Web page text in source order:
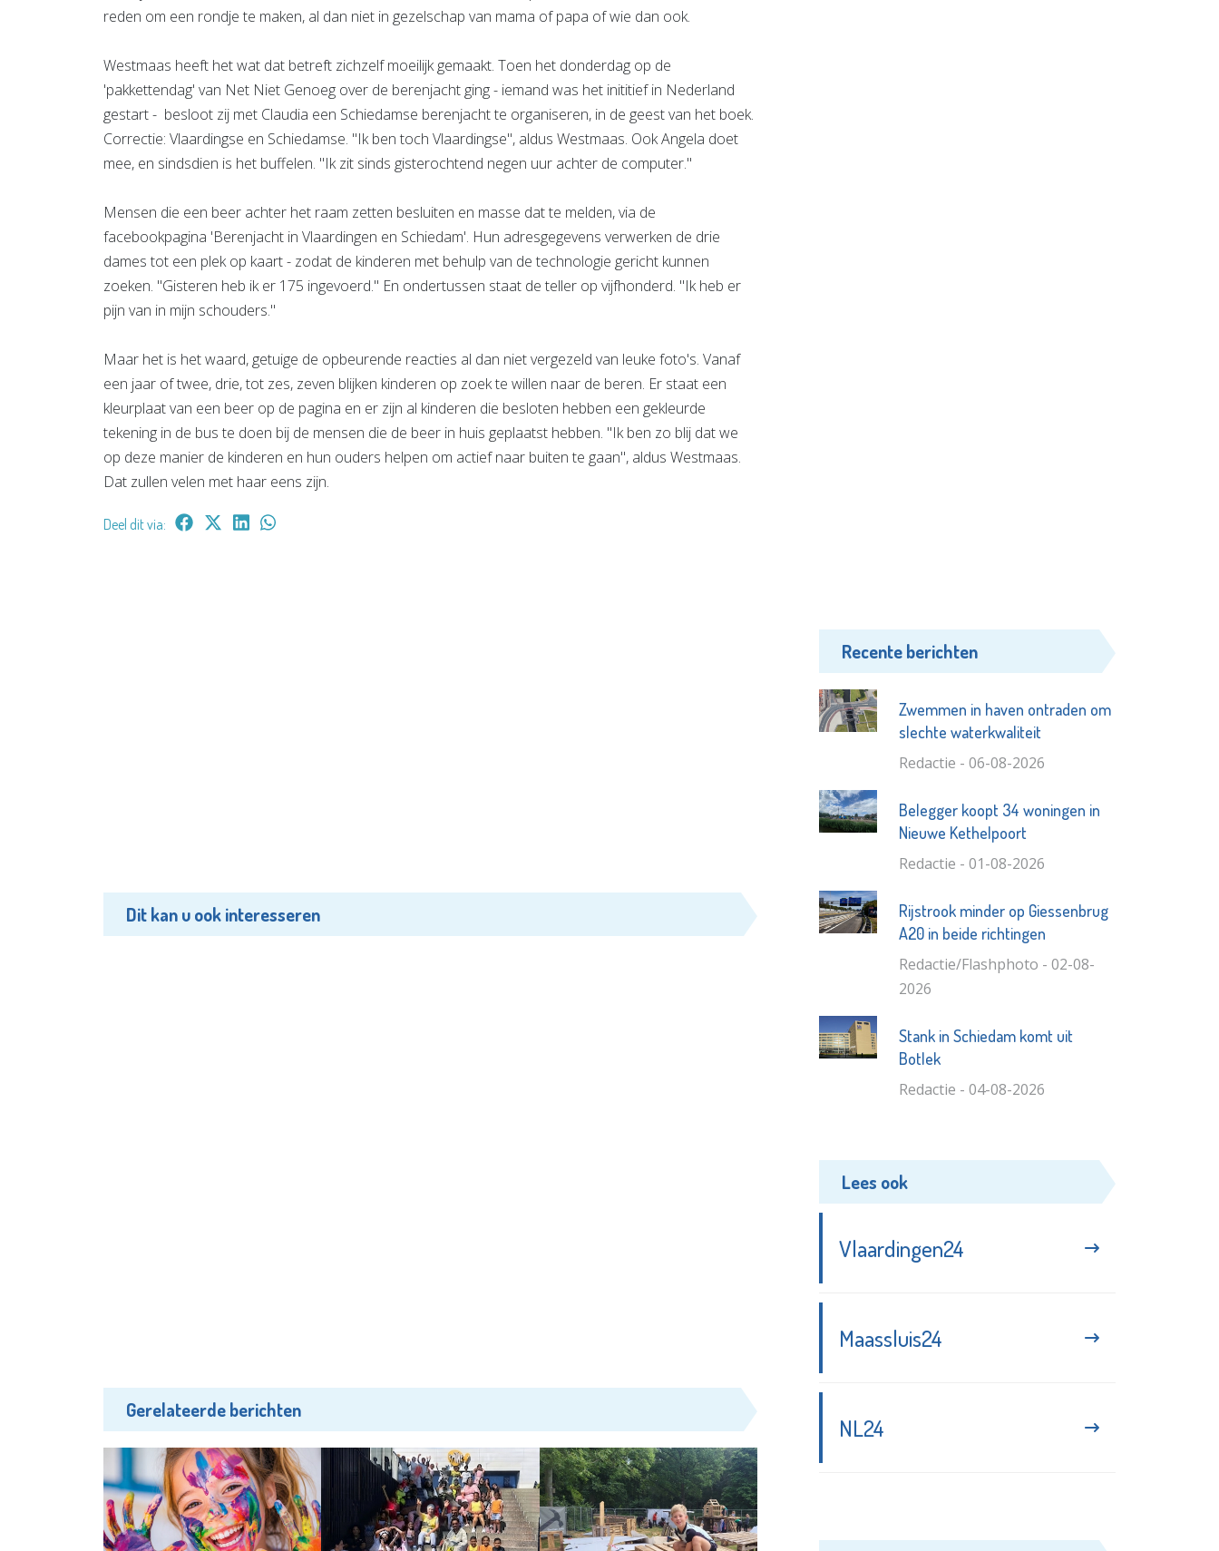
reden om een rondje te maken, al dan niet in gezelschap van mama of papa of wie dan ook.
Westmaas heeft het wat dat betreft zichzelf moeilijk gemaakt. Toen het donderdag op de
'pakkettendag' van Net Niet Genoeg over de berenjacht ging - iemand was het inititief in Nederland
gestart - besloot zij met Claudia een Schiedamse berenjacht te organiseren, in de geest van het boek.
Correctie: Vlaardingse en Schiedamse. "Ik ben toch Vlaardingse", aldus Westmaas. Ook Angela doet
mee, en sindsdien is het buffelen. "Ik zit sinds gisterochtend negen uur achter de computer."
Mensen die een beer achter het raam zetten besluiten en masse dat te melden, via de
facebookpagina 'Berenjacht in Vlaardingen en Schiedam'. Hun adresgegevens verwerken de drie
dames tot een plek op kaart - zodat de kinderen met behulp van de technologie gericht kunnen
zoeken. "Gisteren heb ik er 175 ingevoerd." En ondertussen staat de teller op vijfhonderd. "Ik heb er
pijn van in mijn schouders."
Maar het is het waard, getuige de opbeurende reacties al dan niet vergezeld van leuke foto's. Vanaf
een jaar of twee, drie, tot zes, zeven blijken kinderen op zoek te willen naar de beren. Er staat een
kleurplaat van een beer op de pagina en er zijn al kinderen die besloten hebben een gekleurde
tekening in de bus te doen bij de mensen die de beer in huis geplaatst hebben. "Ik ben zo blij dat we
op deze manier de kinderen en hun ouders helpen om actief naar buiten te gaan", aldus Westmaas.
Dat zullen velen met haar eens zijn.
Deel dit via:
Dit kan u ook interesseren
Gerelateerde berichten
Recente berichten
Zwemmen in haven ontraden om
slechte waterkwaliteit
Redactie - 06-08-2026
Belegger koopt 34 woningen in
Nieuwe Kethelpoort
Redactie - 01-08-2026
Rijstrook minder op Giessenbrug
A20 in beide richtingen
Redactie/Flashphoto - 02-08-
2026
Stank in Schiedam komt uit
Botlek
Redactie - 04-08-2026
Lees ook
Vlaardingen24
Maassluis24
NL24